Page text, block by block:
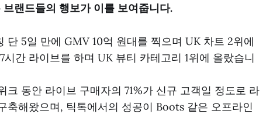
랜드들의 행보가 이를 보여줍니다.
단 5일 만에 GMV 10억 원대를 찍으며 UK 차트 2위에
시간 라이브를 하며 UK 뷰티 카테고리 1위에 올랐습니
크 동안 라이브 구매자의 71%가 신규 고객일 정도로 라
축해왔으며, 틱톡에서의 성공이 Boots 같은 오프라인